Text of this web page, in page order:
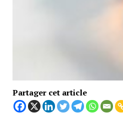
Partager cet article